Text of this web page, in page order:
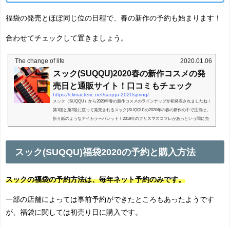
福袋の発売とほぼ同じ位の日程で、春の新作の予約も始まります！
合わせてチェックして置きましょう。
The change of life 2020.01.06
スック(SUQQU)2020春の新作コスメの発
売日と通販サイト！口コミもチェック
https://climacteric.net/suqqu-2020spring/
スック（SUQQU）から2020年春の新作コスメのラインナップが初発表されましたね！
第1段と第2段に渡って発売されるスック(SUQQU)の2020年の春の新作の中で注目は、
折り紙のようなアイカラーパレット！2019年のクリスマスコフレがあっという間に売
り切れてしまったから...
スック(SUQQU)福袋2020の予約と購入方法
スックの福袋の予約方法は、毎年ネット予約のみです。
一部の店舗によっては事前予約ができたところもあったようです
が、福袋に関しては初売り日に購入です。